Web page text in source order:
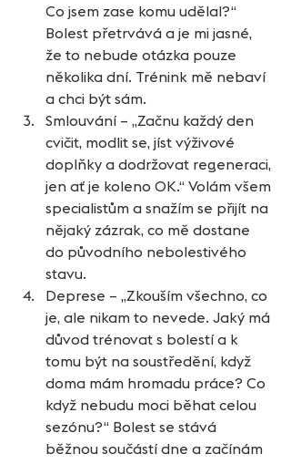
Co jsem zase komu udělal?“
Bolest přetrvává a je mi jasné,
že to nebude otázka pouze
několika dní. Trénink mě nebaví
a chci být sám.
Smlouvání – „Začnu každý den
cvičit, modlit se, jíst výživové
doplňky a dodržovat regeneraci,
jen ať je koleno OK.“ Volám všem
specialistům a snažím se přijít na
nějaký zázrak, co mě dostane
do původního nebolestivého
stavu.
Deprese – „Zkouším všechno, co
je, ale nikam to nevede. Jaký má
důvod trénovat s bolestí a k
tomu být na soustředění, když
doma mám hromadu práce? Co
když nebudu moci běhat celou
sezónu?“ Bolest se stává
běžnou součástí dne a začínám